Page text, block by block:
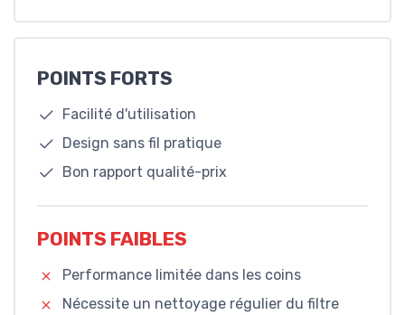
POINTS FORTS
Facilité d'utilisation
Design sans fil pratique
Bon rapport qualité-prix
POINTS FAIBLES
Performance limitée dans les coins
Nécessite un nettoyage régulier du filtre